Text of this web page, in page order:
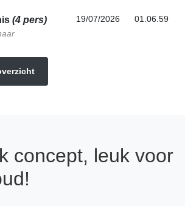
(4 pers) 19/07/2026 01.06.59
concept, leuk voor